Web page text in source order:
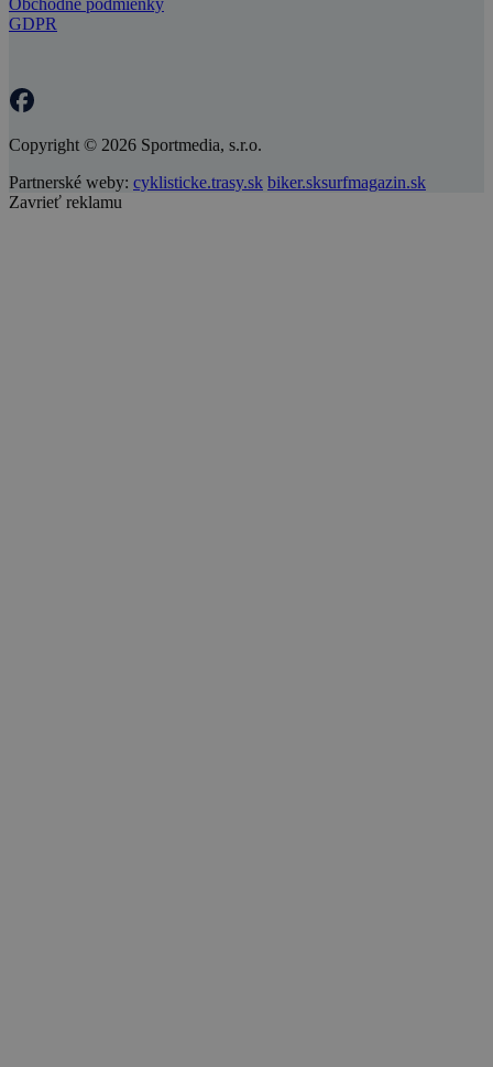
Obchodné podmienky
GDPR
Copyright © 2026 Sportmedia, s.r.o.
Partnerské weby: cyklisticke.trasy.sk biker.sksurfmagazin.sk
Zavrieť reklamu